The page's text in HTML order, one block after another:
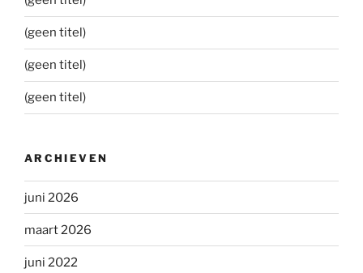
(geen titel)
(geen titel)
(geen titel)
ARCHIEVEN
juni 2026
maart 2026
juni 2022